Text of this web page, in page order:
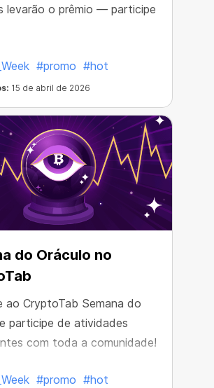
levarão o prêmio — participe
#promo #hot
15 de abril de 2026
do Oráculo no
ao CryptoTab Semana do
participe de atividades
com toda a comunidade!
#promo #hot